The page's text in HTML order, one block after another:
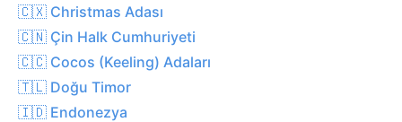
🇨🇽 Christmas Adası
🇨🇳 Çin Halk Cumhuriyeti
🇨🇨 Cocos (Keeling) Adaları
🇹🇱 Doğu Timor
🇮🇩 Endonezya